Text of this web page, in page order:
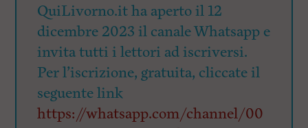
QuiLivorno.it ha aperto il 12
dicembre 2023 il canale Whatsapp e
invita tutti i lettori ad iscriversi.
Per l’iscrizione, gratuita, cliccate il
seguente link
https://whatsapp.com/channel/00